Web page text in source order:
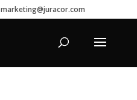
marketing@juracor.com